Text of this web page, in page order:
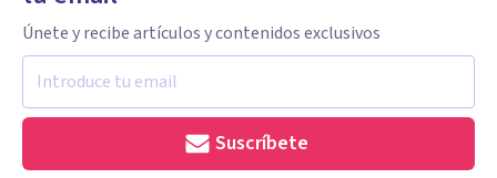
Únete y recibe artículos y contenidos exclusivos
Suscríbete